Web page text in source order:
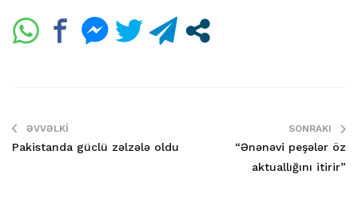
ƏVVƏLKI
Pakistanda güclü zəlzələ oldu
SONRAKI
“Ənənəvi peşələr öz
aktuallığını itirir”